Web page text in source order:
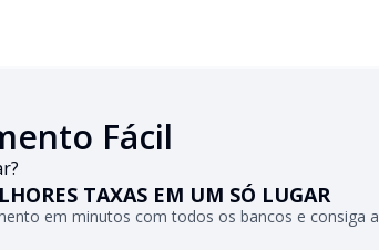
Fácil
TAXAS EM UM SÓ LUGAR
em minutos com todos os bancos e consiga a